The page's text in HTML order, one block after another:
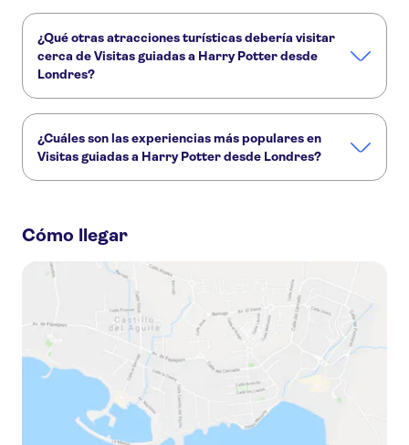
¿Qué otras atracciones turísticas debería visitar
cerca de Visitas guiadas a Harry Potter desde
Londres?
Stonehenge Abadía de Westminster
The Shard
¿Cuáles son las experiencias más populares en
Visitas guiadas a Harry Potter desde Londres?
Cómo llegar